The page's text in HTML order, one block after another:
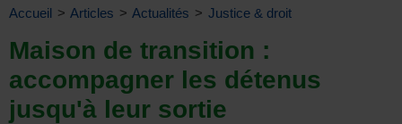
Accueil > Articles > Actualités > Justice & droit
Maison de transition :
accompagner les détenus
jusqu'à leur sortie